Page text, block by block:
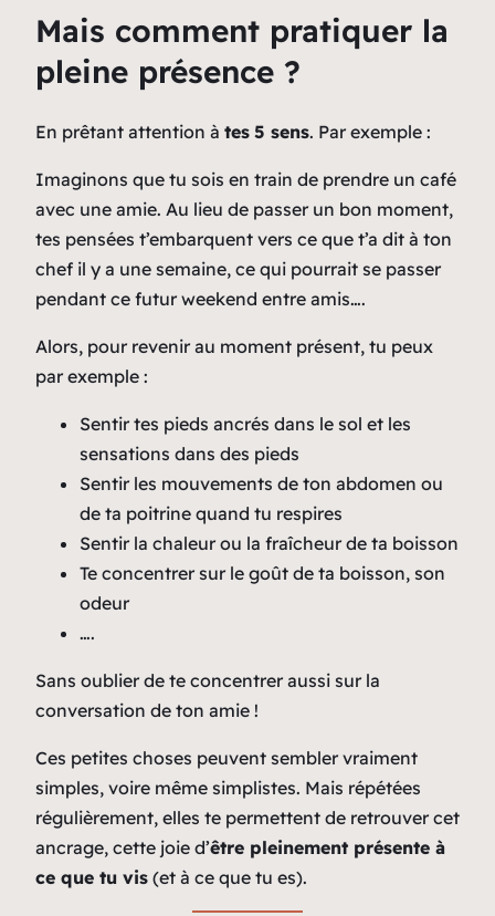
Mais comment pratiquer la
pleine présence ?
En prêtant attention à tes 5 sens. Par exemple :
Imaginons que tu sois en train de prendre un café
avec une amie. Au lieu de passer un bon moment,
tes pensées t’embarquent vers ce que t’a dit à ton
chef il y a une semaine, ce qui pourrait se passer
pendant ce futur weekend entre amis….
Alors, pour revenir au moment présent, tu peux
par exemple :
Sentir tes pieds ancrés dans le sol et les
sensations dans des pieds
Sentir les mouvements de ton abdomen ou
de ta poitrine quand tu respires
Sentir la chaleur ou la fraîcheur de ta boisson
Te concentrer sur le goût de ta boisson, son
odeur
….
Sans oublier de te concentrer aussi sur la
conversation de ton amie !
Ces petites choses peuvent sembler vraiment
simples, voire même simplistes. Mais répétées
régulièrement, elles te permettent de retrouver cet
ancrage, cette joie d’être pleinement présente à
ce que tu vis (et à ce que tu es).